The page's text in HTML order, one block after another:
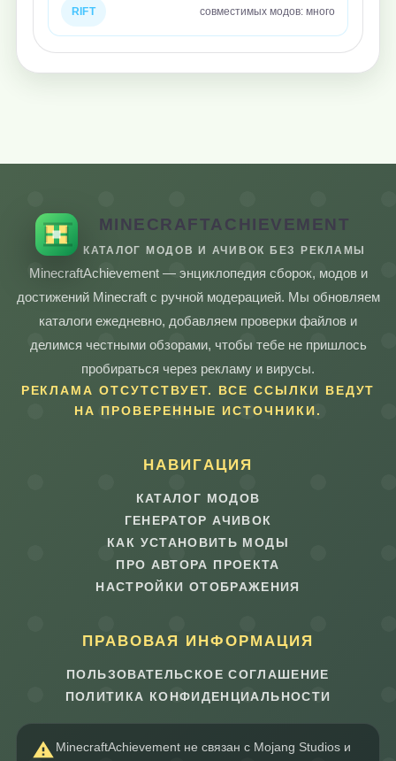
RIFT совместимых модов: много
MINECRAFTACHIEVEMENT
КАТАЛОГ МОДОВ И АЧИВОК БЕЗ РЕКЛАМЫ
MinecraftAchievement — энциклопедия сборок, модов и
достижений Minecraft с ручной модерацией. Мы обновляем
каталоги ежедневно, добавляем проверки файлов и
делимся честными обзорами, чтобы тебе не пришлось
пробираться через рекламу и вирусы.
РЕКЛАМА ОТСУТСТВУЕТ. ВСЕ ССЫЛКИ ВЕДУТ
НА ПРОВЕРЕННЫЕ ИСТОЧНИКИ.
НАВИГАЦИЯ
КАТАЛОГ МОДОВ
ГЕНЕРАТОР АЧИВОК
КАК УСТАНОВИТЬ МОДЫ
ПРО АВТОРА ПРОЕКТА
НАСТРОЙКИ ОТОБРАЖЕНИЯ
ПРАВОВАЯ ИНФОРМАЦИЯ
ПОЛЬЗОВАТЕЛЬСКОЕ СОГЛАШЕНИЕ
ПОЛИТИКА КОНФИДЕНЦИАЛЬНОСТИ
MinecraftAchievement не связан с Mojang Studios и